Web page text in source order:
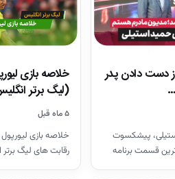
دست دادن پدر
پیشکسوت
قسمت برنامه
(لیگ برتر
۵ ماه قبل
رقابت های لیگ برتر